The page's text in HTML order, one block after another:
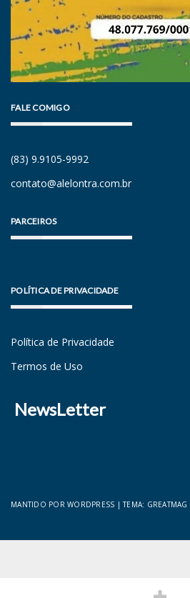
FALE COMIGO
(83) 9.9105-9992
contato@alelontra.com.br
PARCEIROS
POLÍTICA DE PRIVACIDADE
Política de Privacidade
Termos de Uso
NewsLetter
MANTIDO POR WORDPRESS |TEMA: GREATMAG